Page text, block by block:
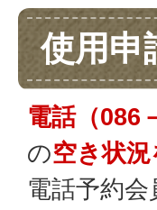
使用申
電話（086
の空き状
電話予約